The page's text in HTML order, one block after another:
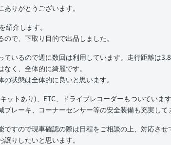
りがとうございます。
紹介します。
で、下取り目的で出品しました。
いるので週に数回は利用しています。走行距離は
く、全体的に綺麗です。
状態は全体的に良いと思います。
ットあり)、ETC、ドライブレコーダーもついています
レーキ、コーナーセンサー等の安全装備も充実して
すので現車確認の際は日程をご相談の上、対応させ
りしたいと思います。